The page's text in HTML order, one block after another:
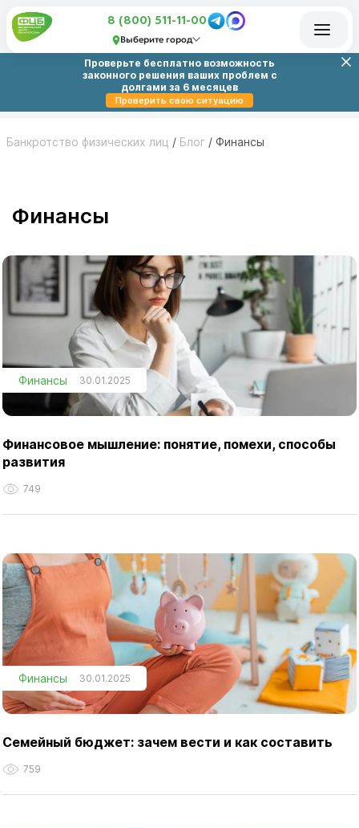
8 (800) 511-11-00
Выберите город
Проверьте бесплатно возможность
законного решения ваших проблем с
долгами за 6 месяцев
Проверить свою ситуацию
Банкротство физических лиц / Блог / Финансы
Финансы
Финансы 30.01.2025
Финансовое мышление: понятие, помехи, способы
развития
749
Финансы 30.01.2025
Cемейный бюджет: зачем вести и как составить
759